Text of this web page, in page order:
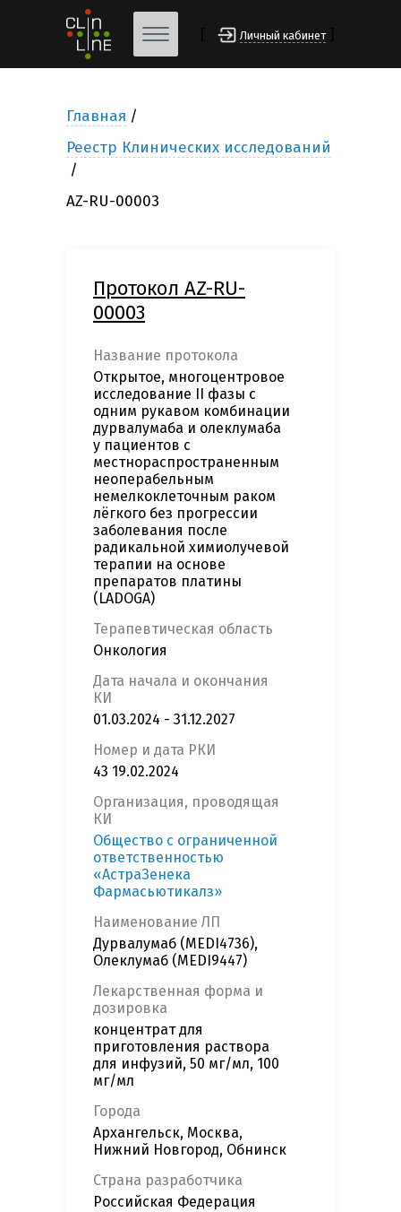
Личный кабинет
Главная
Реестр Клинических исследований
AZ-RU-00003
Протокол AZ-RU-
00003
Название протокола
Открытое, многоцентровое
исследование II фазы с
одним рукавом комбинации
дурвалумаба и олеклумаба
у пациентов с
местнораспространенным
неоперабельным
немелкоклеточным раком
лёгкого без прогрессии
заболевания после
радикальной химиолучевой
терапии на основе
препаратов платины
(LADOGA)
Терапевтическая область
Онкология
Дата начала и окончания
КИ
01.03.2024 - 31.12.2027
Номер и дата РКИ
43 19.02.2024
Организация, проводящая
КИ
Общество с ограниченной
ответственностью
«АстраЗенека
Фармасьютикалз»
Наименование ЛП
Дурвалумаб (MEDI4736),
Олеклумаб (MEDI9447)
Лекарственная форма и
дозировка
концентрат для
приготовления раствора
для инфузий, 50 мг/мл, 100
мг/мл
Города
Архангельск, Москва,
Нижний Новгород, Обнинск
Страна разработчика
Российская Федерация